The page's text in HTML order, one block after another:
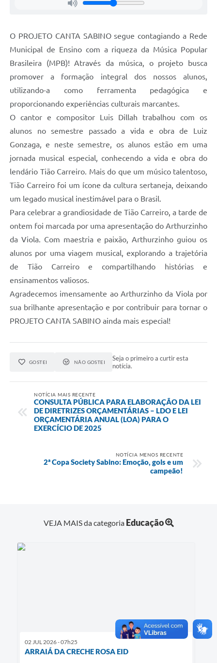
O PROJETO CANTA SABINO segue contagiando a Rede
Municipal de Ensino com a riqueza da Música Popular
Brasileira (MPB)! Através da música, o projeto busca
promover a formação integral dos nossos alunos,
utilizando-a como ferramenta pedagógica e
proporcionando experiências culturais marcantes.
O cantor e compositor Luis Dillah trabalhou com os
alunos no semestre passado a vida e obra de Luiz
Gonzaga, e neste semestre, os alunos estão em uma
jornada musical especial, conhecendo a vida e obra do
lendário Tião Carreiro. Mais do que um músico talentoso,
Tião Carreiro foi um ícone da cultura sertaneja, deixando
um legado musical inestimável para o Brasil.
Para celebrar a grandiosidade de Tião Carreiro, a tarde de
ontem foi marcada por uma apresentação do Arthurzinho
da Viola. Com maestria e paixão, Arthurzinho guiou os
alunos por uma viagem musical, explorando a trajetória
de Tião Carreiro e compartilhando histórias e
ensinamentos valiosos.
Agradecemos imensamente ao Arthurzinho da Viola por
sua brilhante apresentação e por contribuir para tornar o
PROJETO CANTA SABINO ainda mais especial!
GOSTEI NÃO GOSTEI
Seja o primeiro a curtir esta
notícia.
NOTÍCIA MAIS RECENTE
CONSULTA PÚBLICA PARA ELABORAÇÃO DA LEI
DE DIRETRIZES ORÇAMENTÁRIAS – LDO E LEI
ORÇAMENTÁRIA ANUAL (LOA) PARA O
EXERCÍCIO DE 2025
NOTÍCIA MENOS RECENTE
2ª Copa Society Sabino: Emoção, gols e um
campeão!
VEJA MAIS da categoria Educação
02 JUL 2026 - 07h25
ARRAIÁ DA CRECHE ROSA EID